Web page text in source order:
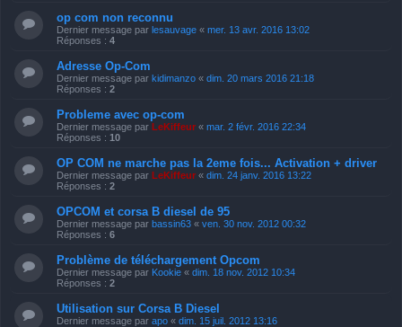
op com non reconnu
Dernier message par lesauvage « mer. 13 avr. 2016 13:02
Réponses : 4
Adresse Op-Com
Dernier message par kidimanzo « dim. 20 mars 2016 21:18
Réponses : 2
Probleme avec op-com
Dernier message par LeKiffeur « mar. 2 févr. 2016 22:34
Réponses : 10
OP COM ne marche pas la 2eme fois... Activation + driver
Dernier message par LeKiffeur « dim. 24 janv. 2016 13:22
Réponses : 2
OPCOM et corsa B diesel de 95
Dernier message par bassin63 « ven. 30 nov. 2012 00:32
Réponses : 6
Problème de téléchargement Opcom
Dernier message par Kookie « dim. 18 nov. 2012 10:34
Réponses : 2
Utilisation sur Corsa B Diesel
Dernier message par apo « dim. 15 juil. 2012 13:16